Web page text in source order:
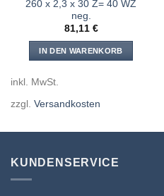
260 x 2,3 x 30 Z= 40 WZ
neg.
81,11 €
IN DEN WARENKORB
inkl. MwSt.
zzgl. Versandkosten
KUNDENSERVICE